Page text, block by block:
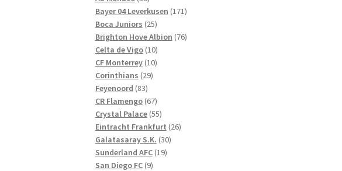
produkter
Bayer 04 Leverkusen 171171
Boca Juniors 2525
produkter
Brighton Hove Albion 7676
Celta de Vigo 1010
produkter
CF Monterrey 1010
Corinthians 2929
Feyenoord 8383
produkter
CR Flamengo 6767
produkter
Crystal Palace 5555
produkter
Eintracht Frankfurt 2626
Galatasaray S.K. 3030
Sunderland AFC 1919
San Diego FC 99